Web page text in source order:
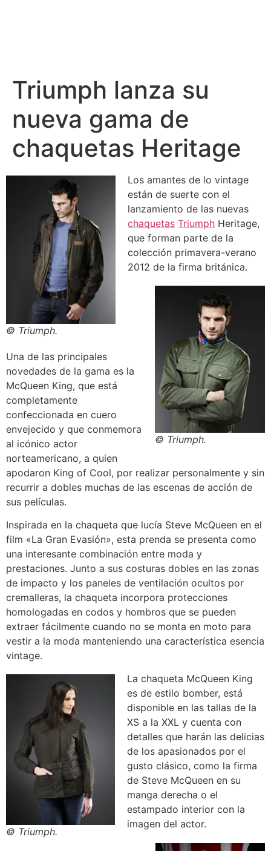
Triumph lanza su
nueva gama de
chaquetas Heritage
© Triumph.
Los amantes de lo vintage
están de suerte con el
lanzamiento de las nuevas
chaquetas Triumph Heritage,
que forman parte de la
colección primavera-verano
2012 de la firma británica.
© Triumph.
Una de las principales
novedades de la gama es la
McQueen King, que está
completamente
confeccionada en cuero
envejecido y que conmemora
al icónico actor
norteamericano, a quien
apodaron King of Cool, por realizar personalmente y sin
recurrir a dobles muchas de las escenas de acción de
sus películas.
Inspirada en la chaqueta que lucía Steve McQueen en el
film «La Gran Evasión», esta prenda se presenta como
una interesante combinación entre moda y
prestaciones. Junto a sus costuras dobles en las zonas
de impacto y los paneles de ventilación ocultos por
cremalleras, la chaqueta incorpora protecciones
homologadas en codos y hombros que se pueden
extraer fácilmente cuando no se monta en moto para
vestir a la moda manteniendo una característica esencia
vintage.
© Triumph.
La chaqueta McQueen King
es de estilo bomber, está
disponible en las tallas de la
XS a la XXL y cuenta con
detalles que harán las delicias
de los apasionados por el
gusto clásico, como la firma
de Steve McQueen en su
manga derecha o el
estampado interior con la
imagen del actor.